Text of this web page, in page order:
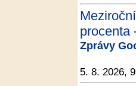
procenta
Zprávy
5. 8. 2026,